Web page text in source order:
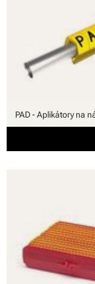
PAD - Aplikátory na